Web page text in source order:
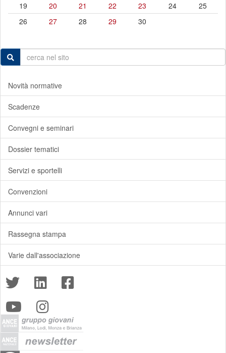
19
20 21 22 23 24
25
26
27 28 29 30
Novità normative
Scadenze
Convegni e seminari
Dossier tematici
Servizi e sportelli
Convenzioni
Annunci vari
Rassegna stampa
Varie dall'associazione